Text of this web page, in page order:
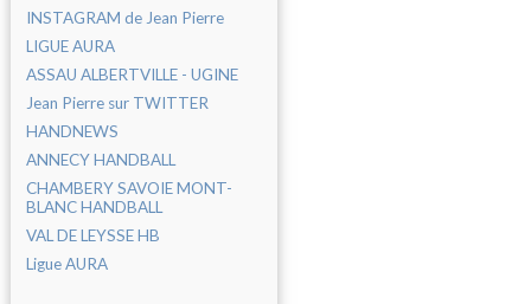
INSTAGRAM de Jean Pierre
LIGUE AURA
ASSAU ALBERTVILLE - UGINE
Jean Pierre sur TWITTER
HANDNEWS
ANNECY HANDBALL
CHAMBERY SAVOIE MONT-
BLANC HANDBALL
VAL DE LEYSSE HB
Ligue AURA